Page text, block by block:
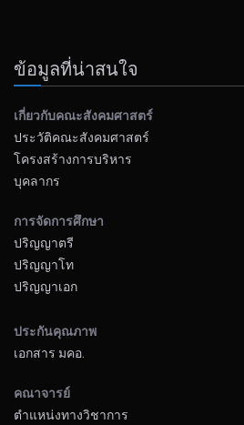
ข้อมูลที่น่าสนใจ
เกี่ยวกับคณะสังคมศาสตร์
ประวัติคณะสังคมศาสตร์
โครงสร้างการบริหาร
บุคลากร
การจัดการศึกษา
ปริญญาตรี
ปริญญาโท
ปริญญาเอก
ประกันคุณภาพ
เอกสาร มคอ.
คณาจารย์
ตำแหน่งทางวิชาการ